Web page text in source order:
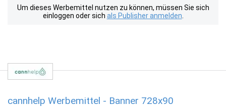
Um dieses Werbemittel nutzen zu können, müssen Sie sich
einloggen oder sich als Publisher anmelden
cannhelp Werbemittel - Banner 728x90